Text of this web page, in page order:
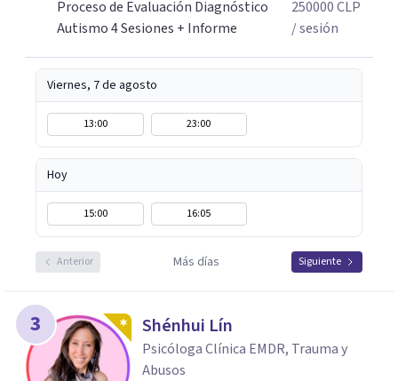
Proceso de Evaluación Diagnóstico
Autismo 4 Sesiones + Informe
250000CLP
/ sesión
Viernes, 7 de agosto
13:00 23:00
Hoy
15:00 16:05
Anterior Más días Siguiente
3 Shénhui Lín
Psicóloga Clínica EMDR, Trauma y
Abusos